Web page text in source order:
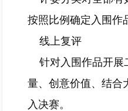
按照比例确定入围作
线上复评
针对入围作品开展
量、创意价值、结合
入决赛。